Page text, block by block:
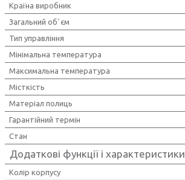
Країна виробник
Загальний об`єм
Тип управління
Мінімальна температура
Максимальна температура
Місткість
Матеріал полиць
Гарантійний термін
Стан
Додаткові функції і характеристики
Колір корпусу